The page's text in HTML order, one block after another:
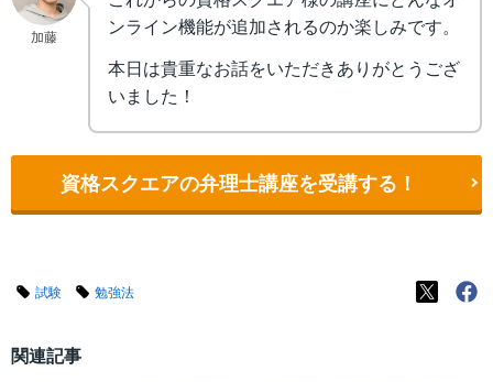
加藤
ンライン機能が追加されるのか楽しみです。
本日は貴重なお話をいただきありがとうござ
いました！
資格スクエアの弁理士講座を受講する！
試験 勉強法
関連記事